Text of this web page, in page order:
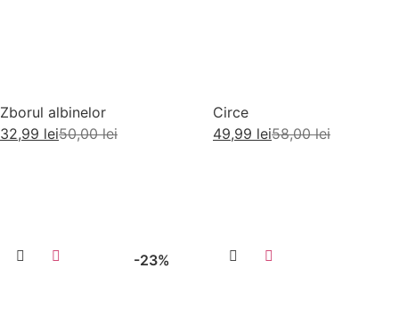
Zborul albinelor
50,00lei
32,99 lei
Circe
58,00lei
49,99 lei
-23%